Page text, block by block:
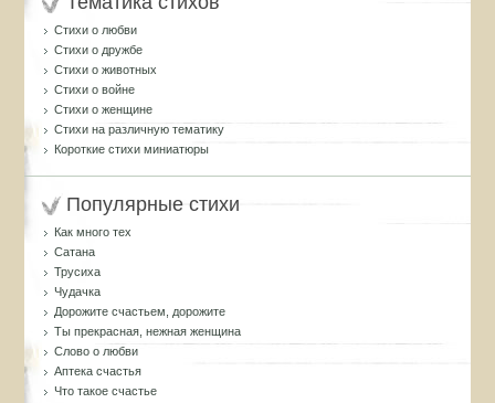
Стихи о любви
Стихи о дружбе
Стихи о животных
Стихи о войне
Стихи о женщине
Стихи на различную тематику
Короткие стихи миниатюры
Популярные стихи
Как много тех
Сатана
Трусиха
Чудачка
Дорожите счастьем, дорожите
Ты прекрасная, нежная женщина
Слово о любви
Аптека счастья
Что такое счастье